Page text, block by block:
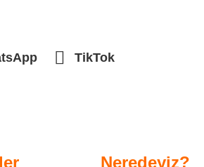
TikTok
Neredeyiz?